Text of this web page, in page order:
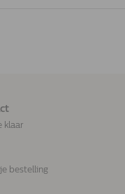
klaar
bestelling